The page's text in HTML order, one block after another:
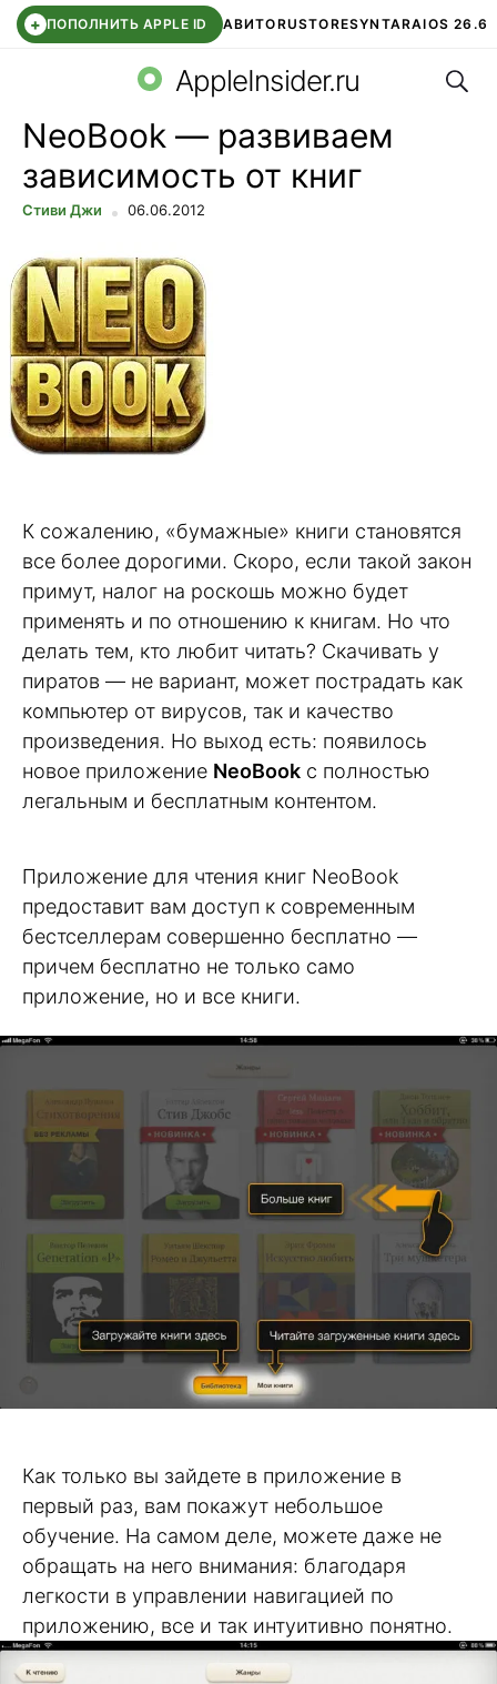
+ ПОПОЛНИТЬ APPLE ID АВИТОRUSTORESYNTARAIOS 26.6
СБЕР КИДС ЧАТ ROBLOXВТБ ОНЛАЙН
AppleInsider.ru
NeoBook — развиваем
зависимость от книг
Стиви Джи 06.06.2012
К сожалению, «бумажные» книги становятся
все более дорогими. Скоро, если такой закон
примут, налог на роскошь можно будет
применять и по отношению к книгам. Но что
делать тем, кто любит читать? Скачивать у
пиратов — не вариант, может пострадать как
компьютер от вирусов, так и качество
произведения. Но выход есть: появилось
новое приложение NeoBook с полностью
легальным и бесплатным контентом.
Приложение для чтения книг NeoBook
предоставит вам доступ к современным
бестселлерам совершенно бесплатно —
причем бесплатно не только само
приложение, но и все книги.
Как только вы зайдете в приложение в
первый раз, вам покажут небольшое
обучение. На самом деле, можете даже не
обращать на него внимания: благодаря
легкости в управлении навигацией по
приложению, все и так интуитивно понятно.